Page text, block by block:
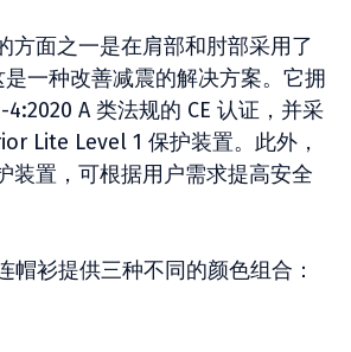
方面之一是在肩部和肘部采用了
一种改善减震的解决方案。它拥
4:2020 A 类法规的 CE 认证，并采
Lite Level 1 保护装置。此外，
装置，可根据用户需求提高安全
帽衫提供三种不同的颜色组合：